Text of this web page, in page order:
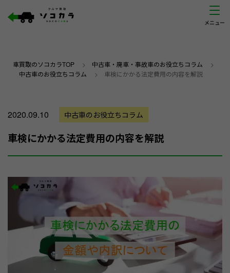
車買取のソコカラTOP > 中古車・廃車・事故車のお役立ちコラム >
中古車のお役立ちコラム > 車検にかかる法定費用の内容を解説
2020.09.10 中古車のお役立ちコラム
車検にかかる法定費用の内容を解説